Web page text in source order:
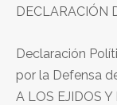
DECLARACIÓN
Declaración
por la Defensa
A LOS EJIDOS